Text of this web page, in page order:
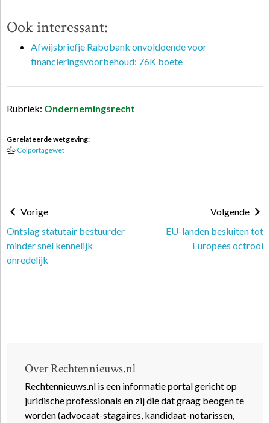
Ook interessant:
Afwijsbriefje Rabobank onvoldoende voor
financieringsvoorbehoud: 76K boete
Rubriek: Ondernemingsrecht
Gerelateerde wetgeving:
Colportagewet
Vorige
Ontslag statutair bestuurder
minder snel kennelijk
onredelijk
Volgende
EU-landen besluiten tot
Europees octrooi
Over Rechtennieuws.nl
Rechtennieuws.nl is een informatie portal gericht op
juridische professionals en zij die dat graag beogen te
worden (advocaat-stagaires, kandidaat-notarissen,